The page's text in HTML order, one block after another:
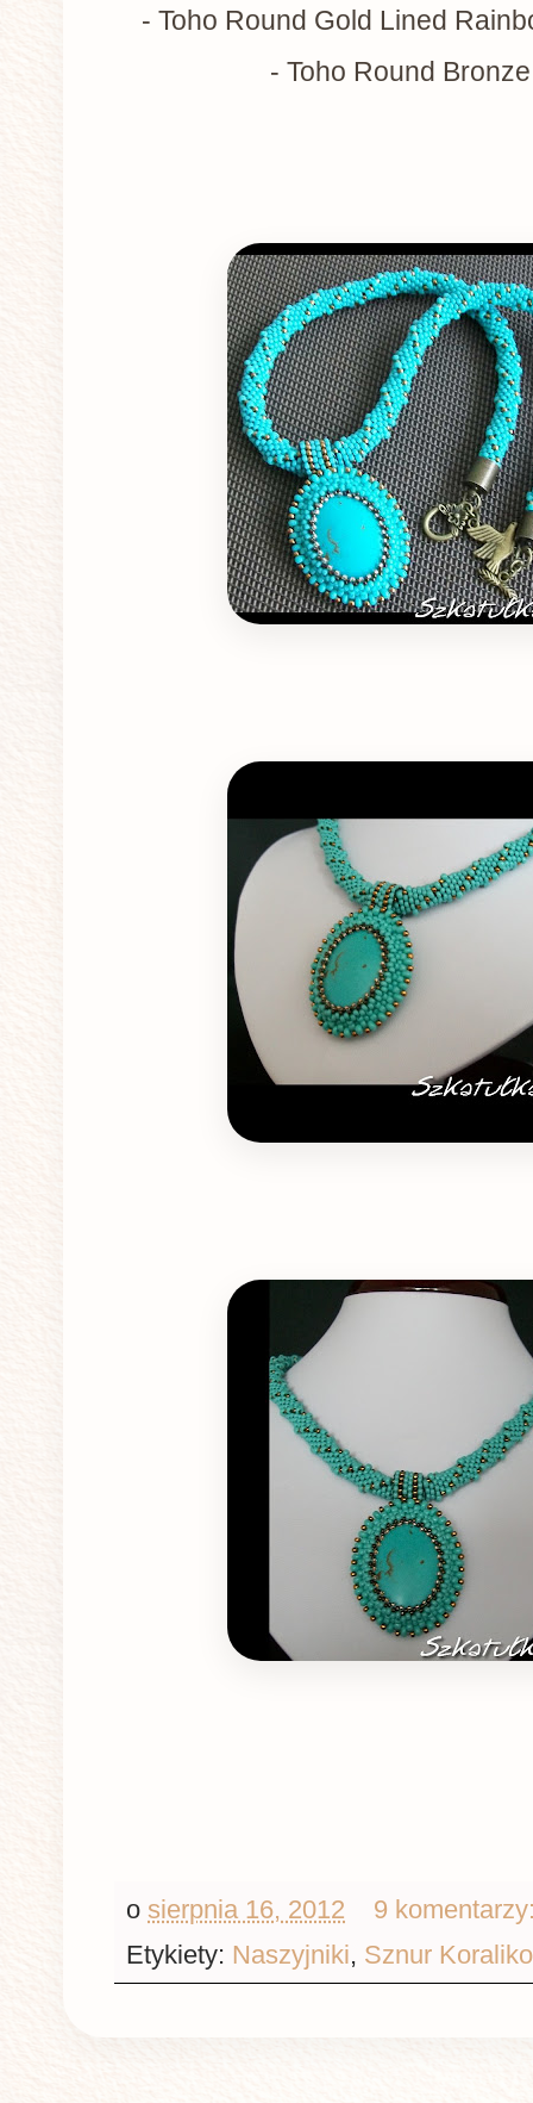
- Toho Round Gold Lined
- Toho Round
o sierpnia 16, 2012
9
Etykiety: Naszyjniki, Sznur